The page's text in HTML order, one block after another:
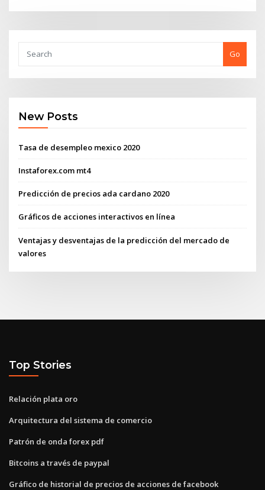
Go
New Posts
Tasa de desempleo mexico 2020
Instaforex.com mt4
Predicción de precios ada cardano 2020
Gráficos de acciones interactivos en línea
Ventajas y desventajas de la predicción del mercado de
valores
Top Stories
Relación plata oro
Arquitectura del sistema de comercio
Patrón de onda forex pdf
Bitcoins a través de paypal
Gráfico de historial de precios de acciones de facebook